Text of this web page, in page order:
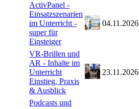
ActivPanel -
Einsatzszenarien
im Unterricht -
super für
Einsteiger
04.11.2026
VR-Brillen und
AR - Inhalte im
Unterricht
Einstieg, Praxis
& Ausblick
23.11.2026
Podcasts und